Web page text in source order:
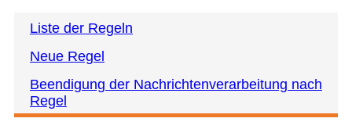
Liste der Regeln
Neue Regel
Beendigung der Nachrichtenverarbeitung nach
Regel